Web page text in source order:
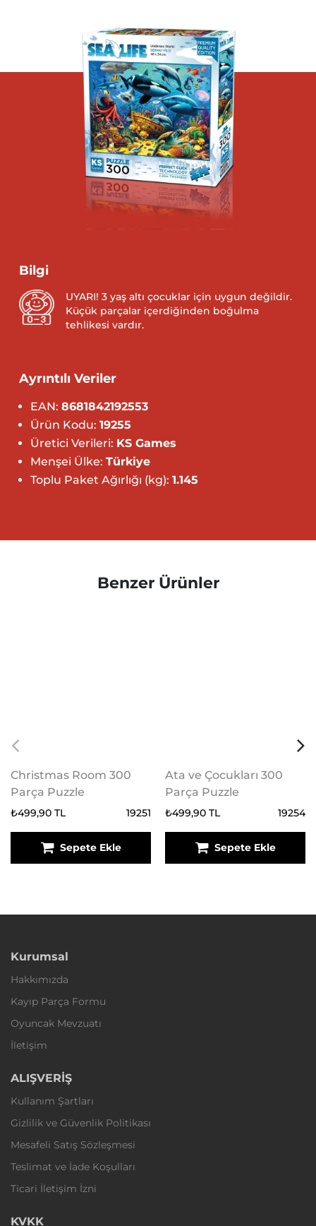
Bilgi
UYARI! 3 yaş altı çocuklar için uygun değildir.
Küçük parçalar içerdiğinden boğulma
tehlikesi vardır.
Ayrıntılı Veriler
EAN: 8681842192553
Ürün Kodu: 19255
Üretici Verileri: KS Games
Menşei Ülke: Türkiye
Toplu Paket Ağırlığı (kg): 1.145
Benzer Ürünler
Christmas Room 300
Parça Puzzle
₺499,90 TL 19251
Sepete Ekle
Ata ve Çocukları 300
Parça Puzzle
₺499,90 TL 19254
Sepete Ekle
Kurumsal
Hakkımızda
Kayıp Parça Formu
Oyuncak Mevzuatı
İletişim
ALIŞVERİŞ
Kullanım Şartları
Gizlilik ve Güvenlik Politikası
Mesafeli Satış Sözleşmesi
Teslimat ve İade Koşulları
Ticari İletişim İzni
KVKK